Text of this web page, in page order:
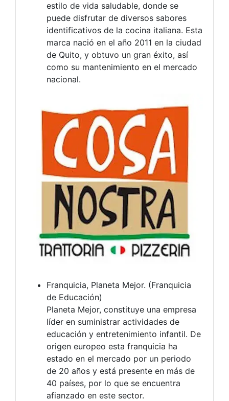
estilo de vida saludable, donde se
puede disfrutar de diversos sabores
identificativos de la cocina italiana. Esta
marca nació en el año 2011 en la ciudad
de Quito, y obtuvo un gran éxito, así
como su mantenimiento en el mercado
nacional.
Franquicia, Planeta Mejor. (Franquicia
de Educación)
Planeta Mejor, constituye una empresa
líder en suministrar actividades de
educación y entretenimiento infantil. De
origen europeo esta franquicia ha
estado en el mercado por un periodo
de 20 años y está presente en más de
40 países, por lo que se encuentra
afianzado en este sector.